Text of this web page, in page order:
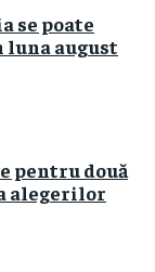
se poate
luna august
pentru două
alegerilor